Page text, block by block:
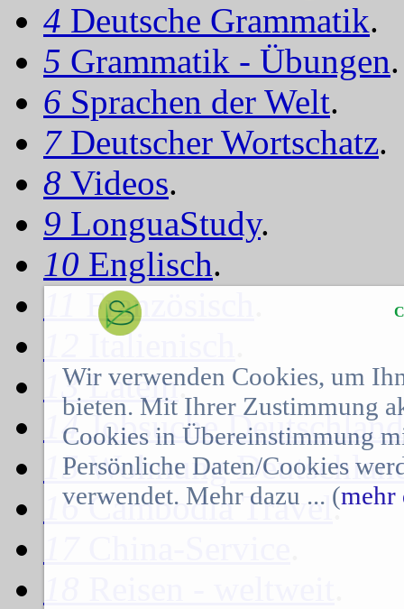
4 Deutsche Grammatik.
5 Grammatik - Übungen.
6 Sprachen der Welt.
7 Deutscher Wortschatz.
8 Videos.
9 LonguaStudy.
10 Englisch.
Französisch
Italienisch
13Latein.
14Jobsuche Deutschland
15Wohnung
16Cambodia Travel .
Wir verwenden Cookies, um
bieten. Mit Ihrer Zustimmung
Cookies in Übereinstimmung
Persönliche Daten/Cookies
verwendet. Mehr dazu ... (mehr